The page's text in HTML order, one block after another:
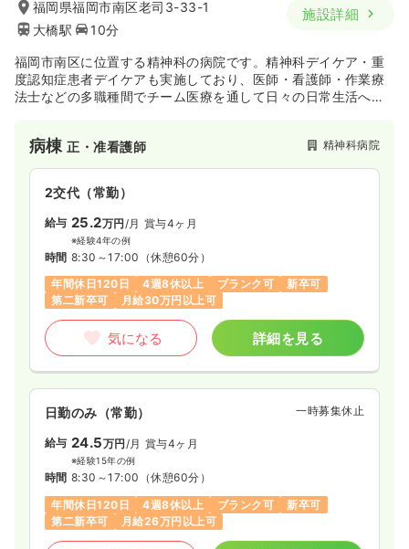
福岡県福岡市南区老司3-33-1
大橋駅
10分
施設詳細
福岡市南区に位置する精神科の病院です。精神科デイケア・重
度認知症患者デイケアも実施しており、医師・看護師・作業療
法士などの多職種間でチーム医療を通して日々の日常生活への
病棟正・准看護師 精神科病院
2交代（常勤）
給与 25.2万円 /月 賞与4ヶ月
※経験4年の例
時間 8:30～17:00 （休憩60分）
年間休日120日
4週8休以上 ブランク可
新卒可
第二新卒可
月給30万円以上可
気になる 詳細を見る
日勤のみ（常勤） 一時募集休止
給与 24.5万円/月 賞与4ヶ月
※経験15年の例
時間 8:30～17:00 （休憩60分）
年間休日120日
4週8休以上 ブランク可
新卒可
第二新卒可
月給26万円以上可